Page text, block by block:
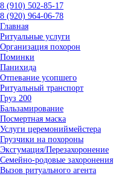
8 (910) 502-85-17
8 (920) 964-06-78
Главная
Ритуальные услуги
Организация похорон
Поминки
Панихида
Отпевание усопшего
Ритуальный транспорт
Груз 200
Бальзамирование
Посмертная маска
Услуги церемониймейстера
Грузчики на похороны
Эксгумация/Перезахоронение
Семейно-родовые захоронения
Вызов ритуального агента